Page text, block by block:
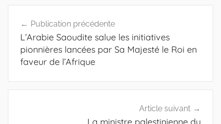
de
l’article
Publication précédente
L’Arabie Saoudite salue les initiatives
pionnières lancées par Sa Majesté le Roi en
faveur de l’Afrique
Article suivant